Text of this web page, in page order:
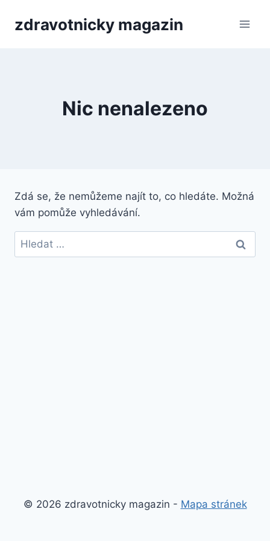
zdravotnicky magazin
Nic nenalezeno
Zdá se, že nemůžeme najít to, co hledáte. Možná
vám pomůže vyhledávání.
Vyhledávání
© 2026 zdravotnicky magazin - Mapa stránek